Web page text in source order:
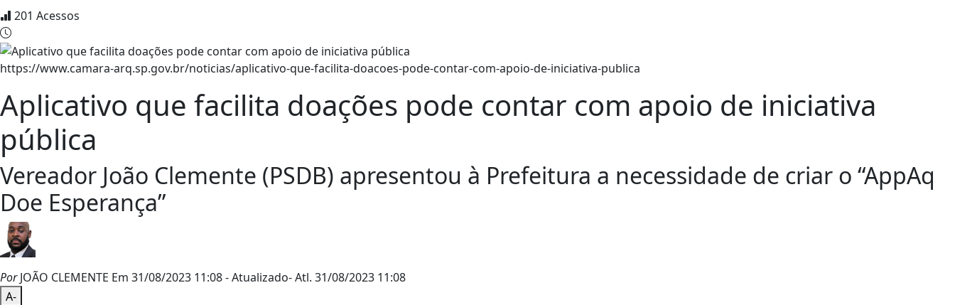
201 Acessos
https://www.camara-arq.sp.gov.br/noticias/aplicativo-que-facilita-doacoes-pode-contar-com-apoio-de-iniciativa-publica
Aplicativo que facilita doações pode contar com apoio de iniciativa
pública
Vereador João Clemente (PSDB) apresentou à Prefeitura a necessidade de criar o “AppAq
Doe Esperança”
PorJOÃO CLEMENTE Em 31/08/2023 11:08- Atualizado- Atl. 31/08/2023 11:08
A-